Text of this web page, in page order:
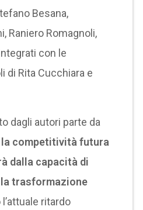
Besana,
Raniero Romagnoli,
con le
di Rita Cucchiara e
dagli autori parte da
la competitività futura
dalla capacità di
trasformazione
ritardo